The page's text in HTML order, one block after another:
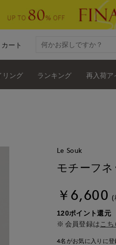
カート
リング ランキング 再入荷ア
Le Souk
モチーフネ
￥6,600 (
120ポイント還元
会員登録は こち
4名がお気に入りに登